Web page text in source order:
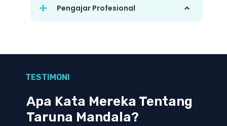
Pengajar Profesional
TESTIMONI
Apa Kata Mereka Tentang
Taruna Mandala?